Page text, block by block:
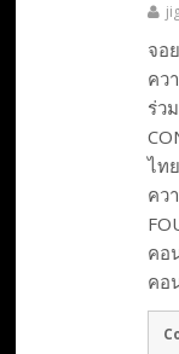
จอ
คว
ร่ว
ไท
คว
คอ
คอ